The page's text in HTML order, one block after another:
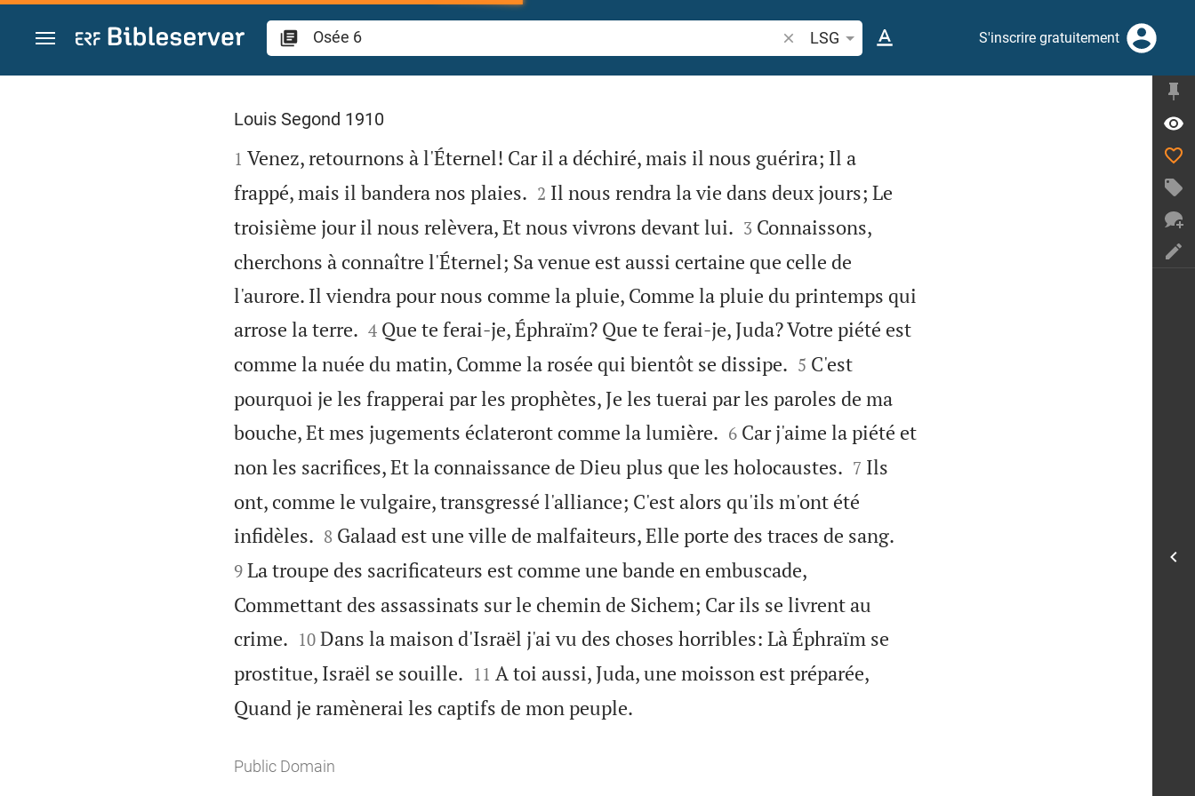
Aller vers contenu
Recherche d'un verset biblique ou mot
LSG S'inscrire gratuitement
Osée 6
Louis Segond 1910

1 Venez, retournons à l'Éternel! Car il a déchiré, mais il nous guérira; Il a
frappé, mais il bandera nos plaies.
2 Il nous rendra la vie dans deux jours; Le
troisième jour il nous relèvera, Et nous vivrons devant lui.
3 Connaissons,
cherchons à connaître l'Éternel; Sa venue est aussi certaine que celle de
l'aurore. Il viendra pour nous comme la pluie, Comme la pluie du printemps qui
arrose la terre.
4 Que te ferai-je, Éphraïm? Que te ferai-je, Juda? Votre piété est
comme la nuée du matin, Comme la rosée qui bientôt se dissipe.
5 C'est
pourquoi je les frapperai par les prophètes, Je les tuerai par les paroles de ma
bouche, Et mes jugements éclateront comme la lumière.
6 Car j'aime la piété et
non les sacrifices, Et la connaissance de Dieu plus que les holocaustes.
7 Ils
ont, comme le vulgaire, transgressé l'alliance; C'est alors qu'ils m'ont été
infidèles.
8 Galaad est une ville de malfaiteurs, Elle porte des traces de sang.
9 La troupe des sacrificateurs est comme une bande en embuscade,
Commettant des assassinats sur le chemin de Sichem; Car ils se livrent au
crime.
10 Dans la maison d'Israël j'ai vu des choses horribles: Là Éphraïm se
prostitue, Israël se souille.
11 A toi aussi, Juda, une moisson est préparée,
Quand je ramènerai les captifs de mon peuple.
Public Domain